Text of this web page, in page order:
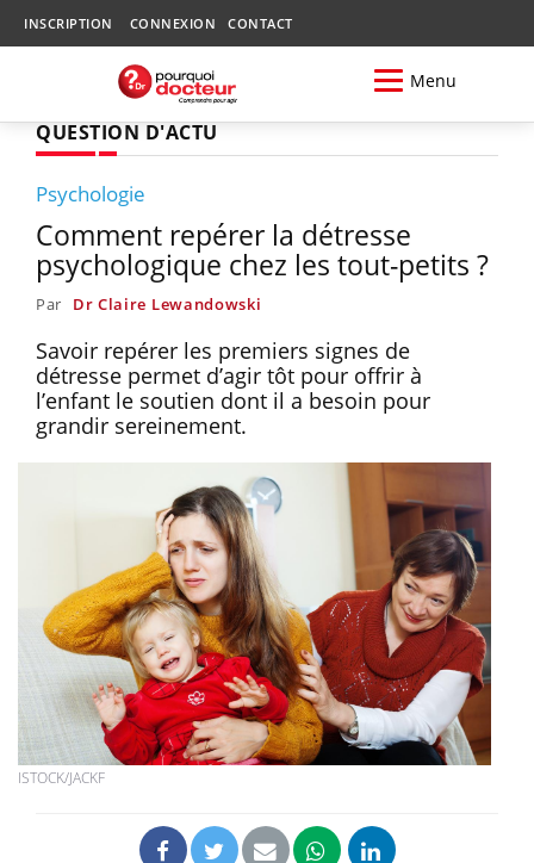
INSCRIPTION CONNEXION CONTACT
Menu
QUESTION D'ACTU
Psychologie
Comment repérer la détresse
psychologique chez les tout-petits ?
Par Dr Claire Lewandowski
Savoir repérer les premiers signes de
détresse permet d’agir tôt pour offrir à
l’enfant le soutien dont il a besoin pour
grandir sereinement.
ISTOCK/JACKF